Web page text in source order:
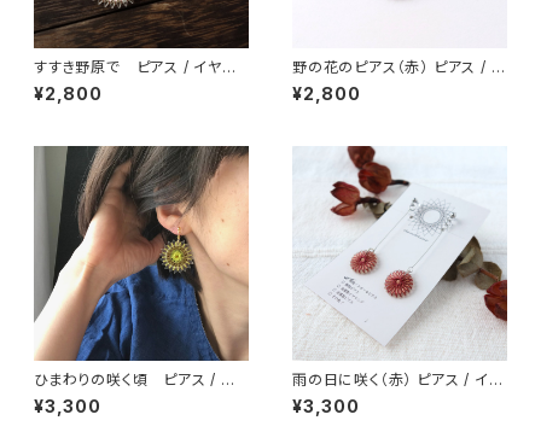
すすき野原で ピアス / イヤリ
ング / ノンホールピアス
¥2,800
野の花のピアス（赤） ピアス / ノ
ンホールピアス / イヤリング
¥2,800
ひまわりの咲く頃 ピアス / イ
ヤリング / ノンホールピアス
¥3,300
雨の日に咲く（赤） ピアス / イヤ
リング / ノンホールピアス
¥3,300